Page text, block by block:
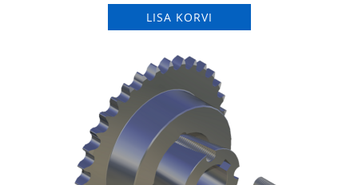
LISA KORVI